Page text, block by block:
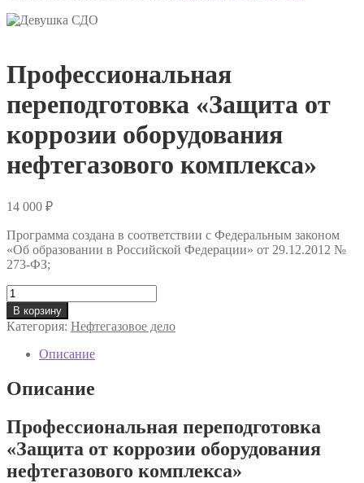
Профессиональная
переподготовка «Защита от
коррозии оборудования
нефтегазового комплекса»
14 000 ₽
Программа создана в соответствии с Федеральным законом
«Об образовании в Российской Федерации» от 29.12.2012 №
273-ФЗ;
Количество
товара
Профессиональная
переподготовка
«Защита
коррозии
оборудования
комплекса»
В корзину
Категория: Нефтегазовое дело
Описание
Описание
Профессиональная переподготовка
«Защита от коррозии оборудования
нефтегазового комплекса»